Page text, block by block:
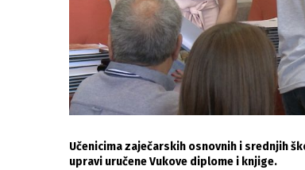
Učenicima zaječarskih osnovnih i srednjih
upravi uručene Vukove diplome i knjige.